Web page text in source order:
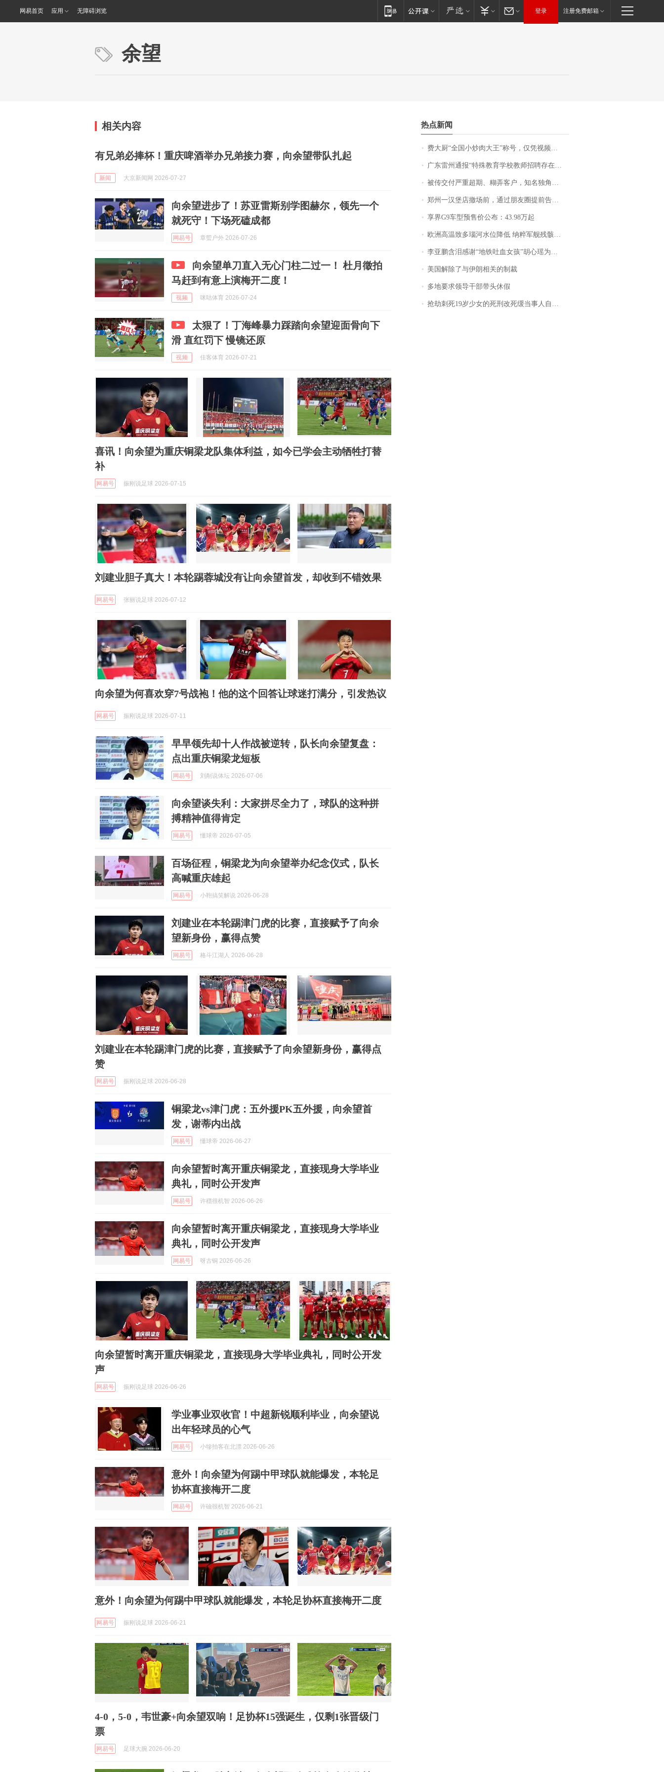
网易首页 应用 无障碍浏览 登录 注册免费邮箱
余望
相关内容
有兄弟必捧杯！重庆啤酒举办兄弟接力赛，向余望带队扎起
新闻 大京新闻网 2026-07-27
向余望进步了！苏亚雷斯别学图赫尔，领先一个
就死守！下场死磕成都
网易号 章蠞户外 2026-07-26
向余望单刀直入无心门柱二过一！ 杜月徵拍
马赶到有意上演梅开二度！
视频 咪咕体育 2026-07-24
太狠了！丁海峰暴力踩踏向余望迎面骨向下
滑 直红罚下 慢镜还原
视频 佳客体育 2026-07-21
喜讯！向余望为重庆铜梁龙队集体利益，如今已学会主动牺牲打替
补
网易号 振刚说足球 2026-07-15
刘建业胆子真大！本轮踢蓉城没有让向余望首发，却收到不错效果
网易号 张丽说足球 2026-07-12
向余望为何喜欢穿7号战袍！他的这个回答让球迷打满分，引发热议
网易号 振刚说足球 2026-07-11
早早领先却十人作战被逆转，队长向余望复盘：
点出重庆铜梁龙短板
网易号 刘剮说体坛 2026-07-06
向余望谈失利：大家拼尽全力了，球队的这种拼
搏精神值得肯定
网易号 懂球帝 2026-07-05
百场征程，铜梁龙为向余望举办纪念仪式，队长
高喊重庆雄起
网易号 小鞄搞笑解说 2026-06-28
刘建业在本轮踢津门虎的比赛，直接赋予了向余
望新身份，赢得点赞
网易号 格斗江湖人 2026-06-28
刘建业在本轮踢津门虎的比赛，直接赋予了向余望新身份，赢得点
赞
网易号 振刚说足球 2026-06-28
铜梁龙vs津门虎：五外援PK五外援，向余望首
发，谢蒂内出战
网易号 懂球帝 2026-06-27
向余望暂时离开重庆铜梁龙，直接现身大学毕业
典礼，同时公开发声
网易号 许穩很机智 2026-06-26
向余望暂时离开重庆铜梁龙，直接现身大学毕业
典礼，同时公开发声
网易号 呀古铜 2026-06-26
向余望暂时离开重庆铜梁龙，直接现身大学毕业典礼，同时公开发
声
网易号 振刚说足球 2026-06-26
学业事业双收官！中超新锐顺利毕业，向余望说
出年轻球员的心气
网易号 小犙拍客在北漂 2026-06-26
意外！向余望为何踢中甲球队就能爆发，本轮足
协杯直接梅开二度
网易号 许礆很机智 2026-06-21
意外！向余望为何踢中甲球队就能爆发，本轮足协杯直接梅开二度
网易号 振刚说足球 2026-06-21
4-0，5-0，韦世豪+向余望双响！足协杯15强诞生，仅剩1张晋级门
票
网易号 足球大腕 2026-06-20
热点新闻
费大厨“全国小炒肉大王”称号，仅凭视频评出？中国烹饪协会回应
广东雷州通报“特殊教育学校教师招聘存在违规行为”：已启动问责程序 副校长被停职
被传交付严重超期、糊弄客户，知名独角兽车企创始人回应：都没证据，将依法采取措施，“本人长期与美国交管局保持沟通，对方表示肯定”
郑州一汉堡店撤场前，通过朋友圈提前告知逐一退费，有顾客仅剩1元也全被退回，分文不少；顾客：言而有信，让人感动
享界G9车型预售价公布：43.98万起
欧洲高温致多瑙河水位降低 纳粹军舰残骸重见天日
李亚鹏含泪感谢“地铁吐血女孩”胡心瑶为嫣然天使捐99999元：这份捐赠太沉重，尊重其捐赠意愿，个人向胡心瑶和她的病友之家各捐赠99999元
美国解除了与伊朗相关的制裁
多地要求领导干部带头休假
抢劫刺死19岁少女的死刑改死缓当事人自述：出狱11年间始终刻意躲避被害人家属